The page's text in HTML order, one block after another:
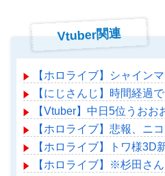
Vtuber関連
【ホロライブ】シャイン
【にじさんじ】時間経過
【Vtuber】中日5位うお
【ホロライブ】悲報、
【ホロライブ】トワ様3D
【ホロライブ】※杉田さ